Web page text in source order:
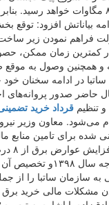
تجدیدپذیر به ۸۰۰ مگاوات خواهد
بیاناتش افزود:
فراهم نمودن زیر
کمترین زمان ممکن،
و همچنین وصول به
در ادامه سخنان
حاضر صدور پروانه‌های
تنظیم قرداد خرید
می‌شود. معاون وزیر نیرو
شده برای تامین منابع
اساس لایحه بودجه سال
سازمان ساتبا را از
مشکلات مالی خرید برق